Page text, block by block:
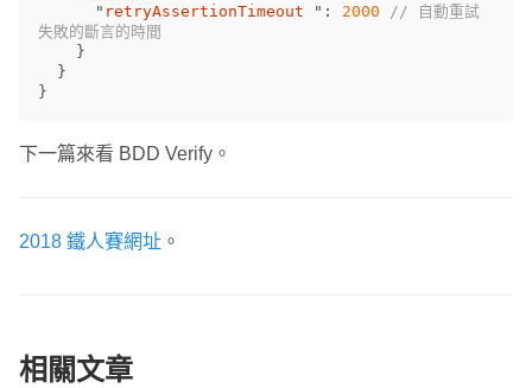
" retryAssertionTimeout " : 2000
// 自動重試
失敗的斷言的時間
}
}
}
下一篇來看 BDD Verify。
2018 鐵人賽網址 。
相關文章